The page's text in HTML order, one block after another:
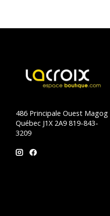
486 Principale Ouest Magog
Québec J1X 2A9 819-843-
3209